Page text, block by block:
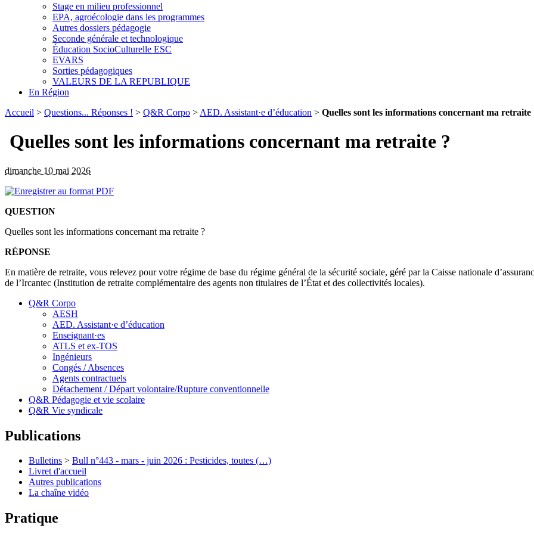
Stage en milieu professionnel
EPA, agroécologie dans les programmes
Autres dossiers pédagogie
Seconde générale et technologique
Éducation SocioCulturelle ESC
EVARS
Sorties pédagogiques
VALEURS DE LA REPUBLIQUE
En Région
Accueil > Questions... Réponses ! > Q&R Corpo > AED. Assistant·e d’éducation > Quelles sont les informations concernant ma retraite
Quelles sont les informations concernant ma retraite ?
dimanche 10 mai 2026
QUESTION
Quelles sont les informations concernant ma retraite ?
RÉPONSE
En matière de retraite, vous relevez pour votre régime de base du régime général de la sécurité sociale, géré par la Caisse nationale
de l’Ircantec (Institution de retraite complémentaire des agents non titulaires de l’État et des collectivités locales).
Q&R Corpo
AESH
AED. Assistant·e d’éducation
Enseignant·es
ATLS et ex-TOS
Ingénieurs
Congés / Absences
Agents contractuels
Détachement / Départ volontaire/Rupture conventionnelle
Q&R Pédagogie et vie scolaire
Q&R Vie syndicale
Publications
Bulletins > Bull n°443 - mars - juin 2026 : Pesticides, toutes (…)
Livret d'accueil
Autres publications
La chaîne vidéo
Pratique